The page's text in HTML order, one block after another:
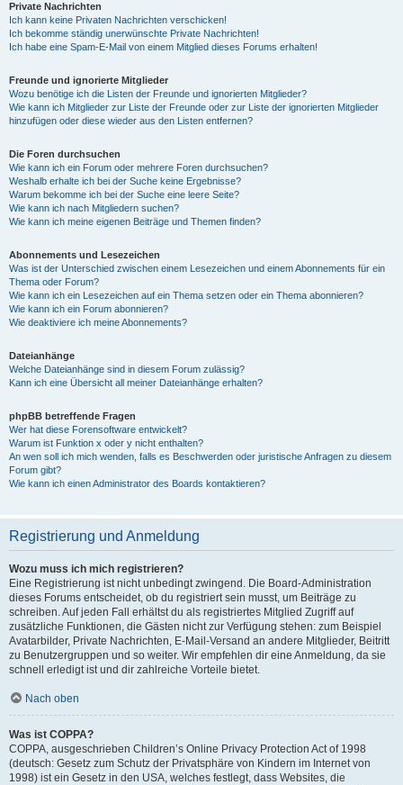
Private Nachrichten
Ich kann keine Privaten Nachrichten verschicken!
Ich bekomme ständig unerwünschte Private Nachrichten!
Ich habe eine Spam-E-Mail von einem Mitglied dieses Forums erhalten!
Freunde und ignorierte Mitglieder
Wozu benötige ich die Listen der Freunde und ignorierten Mitglieder?
Wie kann ich Mitglieder zur Liste der Freunde oder zur Liste der ignorierten Mitglieder
hinzufügen oder diese wieder aus den Listen entfernen?
Die Foren durchsuchen
Wie kann ich ein Forum oder mehrere Foren durchsuchen?
Weshalb erhalte ich bei der Suche keine Ergebnisse?
Warum bekomme ich bei der Suche eine leere Seite?
Wie kann ich nach Mitgliedern suchen?
Wie kann ich meine eigenen Beiträge und Themen finden?
Abonnements und Lesezeichen
Was ist der Unterschied zwischen einem Lesezeichen und einem Abonnements für ein
Thema oder Forum?
Wie kann ich ein Lesezeichen auf ein Thema setzen oder ein Thema abonnieren?
Wie kann ich ein Forum abonnieren?
Wie deaktiviere ich meine Abonnements?
Dateianhänge
Welche Dateianhänge sind in diesem Forum zulässig?
Kann ich eine Übersicht all meiner Dateianhänge erhalten?
phpBB betreffende Fragen
Wer hat diese Forensoftware entwickelt?
Warum ist Funktion x oder y nicht enthalten?
An wen soll ich mich wenden, falls es Beschwerden oder juristische Anfragen zu diesem
Forum gibt?
Wie kann ich einen Administrator des Boards kontaktieren?
Registrierung und Anmeldung
Wozu muss ich mich registrieren?
Eine Registrierung ist nicht unbedingt zwingend. Die Board-Administration
dieses Forums entscheidet, ob du registriert sein musst, um Beiträge zu
schreiben. Auf jeden Fall erhältst du als registriertes Mitglied Zugriff auf
zusätzliche Funktionen, die Gästen nicht zur Verfügung stehen: zum Beispiel
Avatarbilder, Private Nachrichten, E-Mail-Versand an andere Mitglieder, Beitritt
zu Benutzergruppen und so weiter. Wir empfehlen dir eine Anmeldung, da sie
schnell erledigt ist und dir zahlreiche Vorteile bietet.
Nach oben
Was ist COPPA?
COPPA, ausgeschrieben Children’s Online Privacy Protection Act of 1998
(deutsch: Gesetz zum Schutz der Privatsphäre von Kindern im Internet von
1998) ist ein Gesetz in den USA, welches festlegt, dass Websites, die